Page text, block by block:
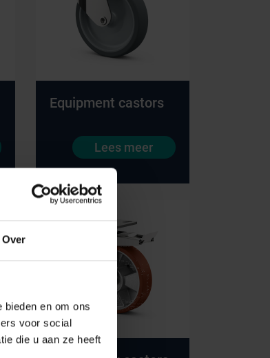
Over
en om ons
voor social
die u aan ze heeft
Equipment castors
Lees meer
merken
VE-Systems